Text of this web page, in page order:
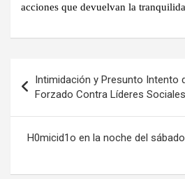
acciones que devuelvan la
de
entradas
Intimidación y Presunto Intento
Forzado Contra Líderes
H0micid1o en la noche del